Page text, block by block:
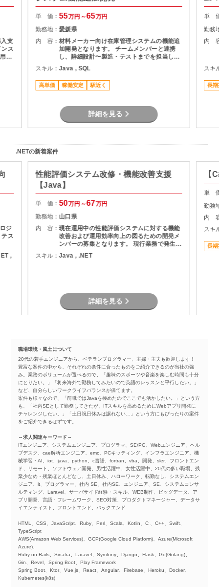
支
ス
し
単 価：55万円～65万円
勤務地：愛媛県
内 容：材料メーカー向け在庫管理システムの機能追
加開発となります。 チームメンバーと連携
し、詳細設計〜製造・テストまでを担当して
いただきます。
スキル：Java , SQL
高単価 稼働安定 駅近く
詳細を見る
単
勤務
内
スキ
長期
.NETの新着案件
ジ
ス
,
性能評価システム改修・機能改善支援
【Java】
単 価：50万円～67万円
勤務地： 山口県
内 容：現在運用中の性能評価システムに対する機能
改善および運用効率向上の図るための開発メ
ンバーの募集となります。 現行業務で発生し
ている課題を整理し、機能追加を実現しま
す。
スキル：Java , .NET
詳細を見る
【
単
勤務
内
スキ
長期
職場環境・風土について
20代の若手エンジニアから、ベテランプログラマー、主婦・主夫も歓迎します！
豊富な案件の中から、それぞれの条件に合ったものをご紹介できるのが当社の強
み。業務のボリュームが選べるので、「趣味のスポーツや音楽を楽しむ時間も十分
にとりたい。」「将来海外で勤務してみたいので英語のレッスンと平行したい。」
など、自分らしいワークライフバランスが保てます。
案件も様々なので、「前職ではJavaを極めたのでここでも活かしたい。」という方
も、「社内SEとして勤務してきたが、ITスキルを高めるためにWebアプリ開発に
チャレンジしたい。」「土日祝日休みは譲れない…」という方にもぴったりの案件
をご紹介できるはずです。
～求人関連キーワード～
ITエンジニア、システムエンジニア、プログラマ、SE/PG、Webエンジニア、ヘル
プデスク、cae解析エンジニア、emc、PCキッティング、インフラエンジニア、機
械学習・AI、iot、java、python、c言語、fortran、vba、開発、sler、フロントエン
ド、リモート、ソフトウェア開発、男性活躍中、女性活躍中、20代の多い職場、残
業少なめ・残業ほとんどなし、土日休み、ハローワーク、転勤なし、システムエン
ジニア、it、プログラマー、社内 SE、社内SE、エンジニア、SE、システムコンサ
ルティング、Laravel、サーバサイド経験・スキル、WEB制作、ビッグデータ、ア
プリ開発、言語・フレームワーク、SEO対策、プロダクトマネージャー、データサ
イエンティスト、フロントエンド、バックエンド
HTML、CSS、JavaScript、Ruby、Perl、Scala、Kotlin、C 、C++、Swift、
TypeScript
AWS(Amazon Web Services)、GCP(Google Cloud Platform)、Azure(Microsoft
Azure)、
Ruby on Rails、Sinatra、Laravel、Symfony、Django、Flask、Go(Golang)、
Gin、Revel、Spring Boot、Play Framework
Spring Boot、Ktor、Vue.js、React、Angular、Firebase、Heroku、Docker、
Kubernetes(k8s)